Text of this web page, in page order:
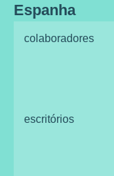
Espanha
colaboradores
escritórios